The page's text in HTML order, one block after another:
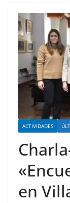
ACTIVIDADES
en